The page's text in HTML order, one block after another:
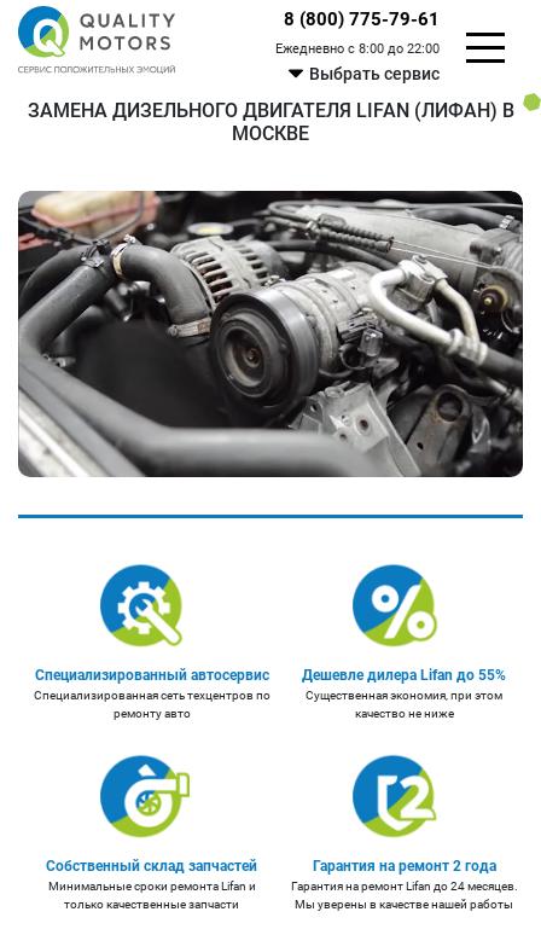
8 (800) 775-79-61
Ежедневно с 8:00 до 22:00
Выбрать сервис
ЗАМЕНА ДИЗЕЛЬНОГО ДВИГАТЕЛЯ LIFAN (ЛИФАН) В
МОСКВЕ
Специализированный автосервис
Специализированная сеть техцентров по
ремонту авто
Дешевле дилера Lifan до 55%
Существенная экономия, при этом
качество не ниже
Собственный склад запчастей
Минимальные сроки ремонта Lifan и
только качественные запчасти
Гарантия на ремонт 2 года
Гарантия на ремонт Lifan до 24 месяцев.
Мы уверены в качестве нашей работы